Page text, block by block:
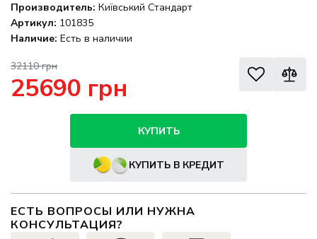
Производитель: Київський Стандарт
Артикул: 101835
Наличие: Есть в наличии
32110 грн
25690 грн
КУПИТЬ
КУПИТЬ В КРЕДИТ
ЕСТЬ ВОПРОСЫ ИЛИ НУЖНА
КОНСУЛЬТАЦИЯ?